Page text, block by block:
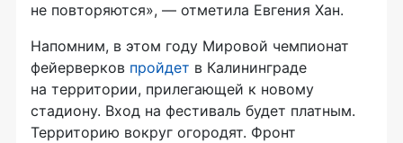
не повторяются», — отметила Евгения Хан.
Напомним, в этом году Мировой чемпионат
фейерверков пройдет в Калининграде
на территории, прилегающей к новому
стадиону. Вход на фестиваль будет платным.
Территорию вокруг огородят. Фронт